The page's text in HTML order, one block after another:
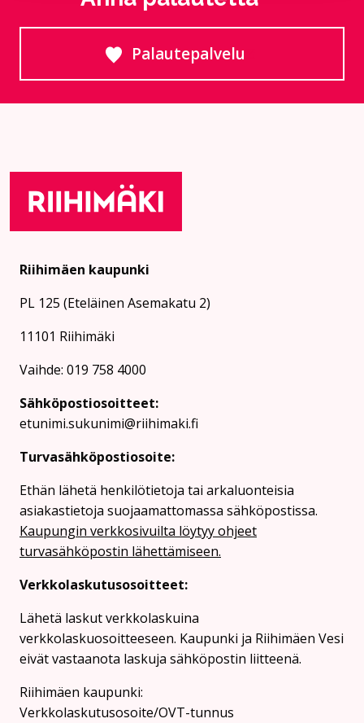
Palautepalvelu
Siirtyy ulkoiselle
Riihimäen kaupunki
PL 125 (Eteläinen Asemakatu 2)
11101 Riihimäki
Vaihde: 019 758 4000
Sähköpostiosoitteet:
etunimi.sukunimi@riihimaki.fi
Turvasähköpostiosoite:
Ethän lähetä henkilötietoja tai arkaluonteisia
asiakastietoja suojaamattomassa sähköpostissa.
Kaupungin verkkosivuilta löytyy ohjeet
turvasähköpostin lähettämiseen.
Verkkolaskutusosoitteet:
Lähetä laskut verkkolaskuina
verkkolaskuosoitteeseen. Kaupunki ja Riihimäen Vesi
eivät vastaanota laskuja sähköpostin liitteenä.
Riihimäen kaupunki:
Verkkolaskutusosoite/OVT-tunnus